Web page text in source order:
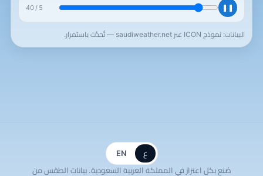
❚❚
5
/
40
البيانات: نموذج ICON عبر saudiweather.net — تُحدَّث باستمرار.
ع EN
صُنع بكل اعتزاز في المملكة العربية السعودية. بيانات الطقس من